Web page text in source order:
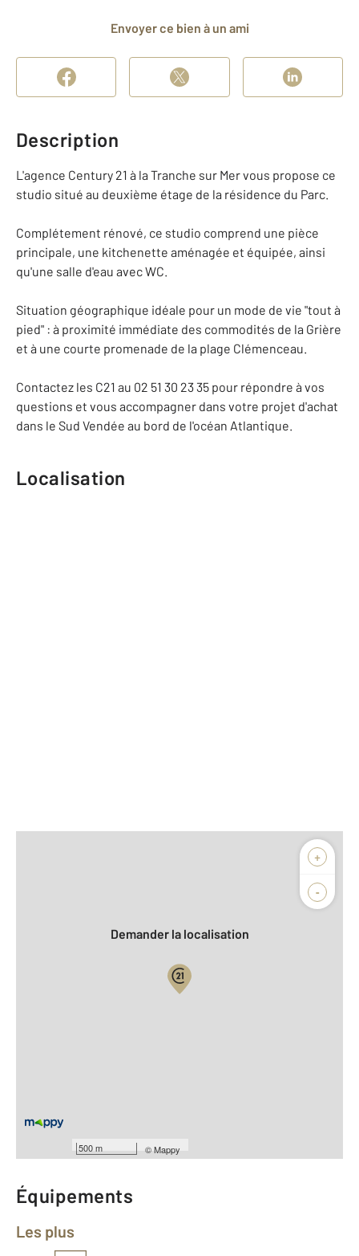
Envoyer ce bien à un ami
Description
L'agence Century 21 à la Tranche sur Mer vous propose ce
studio situé au deuxième étage de la résidence du Parc.
Complétement rénové, ce studio comprend une pièce
principale, une kitchenette aménagée et équipée, ainsi
qu'une salle d'eau avec WC.
Situation géographique idéale pour un mode de vie "tout à
pied" : à proximité immédiate des commodités de la Grière
et à une courte promenade de la plage Clémenceau.
Contactez les C21 au 02 51 30 23 35 pour répondre à vos
questions et vous accompagner dans votre projet d'achat
dans le Sud Vendée au bord de l'océan Atlantique.
Localisation
+
-
500 m ©Mappy
Biens vendus
Demander la localisation
Type de construction : Traditionnelle
Année construction : 1966
Équipements
Les plus